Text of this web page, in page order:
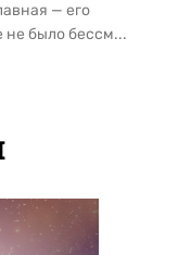
— его
не было бессм...